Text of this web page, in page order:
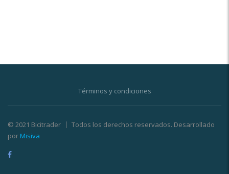
Términos y condiciones
© 2021 Bicitrader
Todos los derechos reservados. Desarrollado
por Misiva